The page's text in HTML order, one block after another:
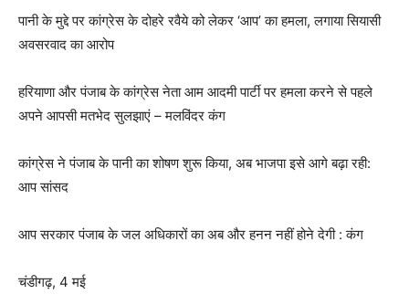
पानी के मुद्दे पर कांग्रेस के दोहरे रवैये को लेकर ‘आप’ का हमला, लगाया सियासी
अवसरवाद का आरोप
हरियाणा और पंजाब के कांग्रेस नेता आम आदमी पार्टी पर हमला करने से पहले
अपने आपसी मतभेद सुलझाएं – मलविंदर कंग
कांग्रेस ने पंजाब के पानी का शोषण शुरू किया, अब भाजपा इसे आगे बढ़ा रही:
आप सांसद
आप सरकार पंजाब के जल अधिकारों का अब और हनन नहीं होने देगी : कंग
चंडीगढ़, 4 मई